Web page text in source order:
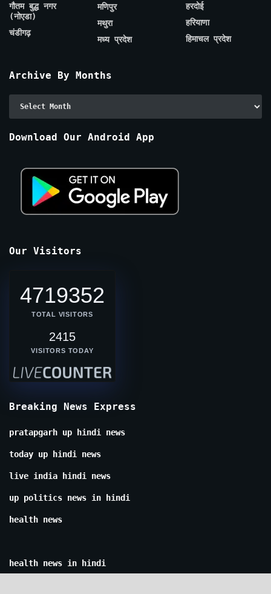
गौतम बुद्ध नगर
(नोएडा)
चंडीगढ़
मणिपुर
मथुरा
मध्य प्रदेश
हरदोई
हरियाणा
हिमाचल प्रदेश
Archive By Months
Download Our Android App
Our Visitors
4719352
TOTAL VISITORS
2415
VISITORS TODAY
Breaking News Express
pratapgarh up hindi news
today up hindi news
live india hindi news
up politics news in hindi
health news
health news in hindi